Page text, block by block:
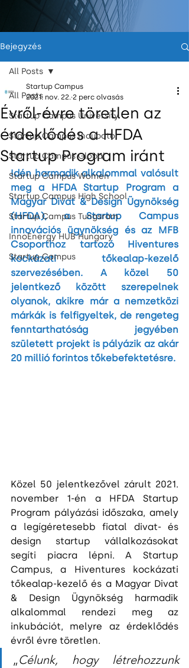
Bejegyzés
All Posts
Startup Campus University
Startup Campus Incubator
Startup Campus Global
Startup Campus Women
Startup Campus High School
Startup Campus Tungsram
InnoEnergy HUB Hungary
Startup Campus
All Posts
Évről-évre töretlen az
érdeklődés a HFDA
Startup Program iránt
Startup Campus
2021. nov. 22. 2 perc olvasás
Idén harmadik alkalommal valósult
meg a HFDA Startup Program a
Magyar Divat & Design Ügynökség
(HFDA), a Startup Campus
innovációs ügynökség és az MFB
Csoporthoz tartozó Hiventures
kockázati tőkealap-kezelő
szervezésében. A közel 50
jelentkező között szerepelnek
olyanok, akikre már a nemzetközi
márkák is felfigyeltek, de rengeteg
fenntarthatóság jegyében
született projekt is pályázik az akár
20 millió forintos tőkebefektetésre.
Közel 50 jelentkezővel zárult 2021.
november 1-én a HFDA Startup
Program pályázási időszaka, amely
a legígéretesebb fiatal divat- és
design startup vállalkozásokat
segíti piacra lépni. A Startup
Campus, a Hiventures kockázati
tőkealap-kezelő és a Magyar Divat
& Design Ügynökség harmadik
alkalommal rendezi meg az
inkubációt, melyre az érdeklődés
évről évre töretlen.
„Célunk, hogy létrehozzunk